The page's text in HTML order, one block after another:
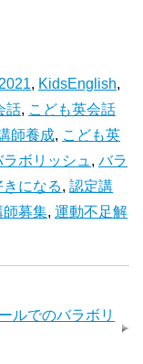
, KidsEnglish,
話, こども英会話
師養成, こども英
ラボリッシュ , バラ
になる, 認定講
師募集, 運動不足解
ルでのバラボリ